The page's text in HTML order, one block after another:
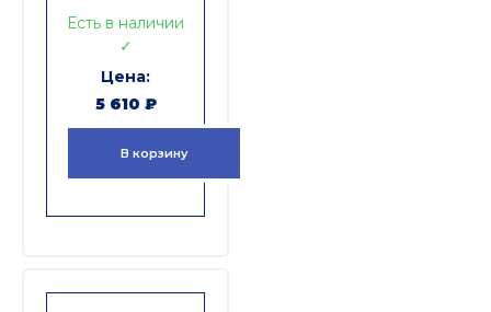
Есть в наличии
✓
5 610 ₽
В корзину